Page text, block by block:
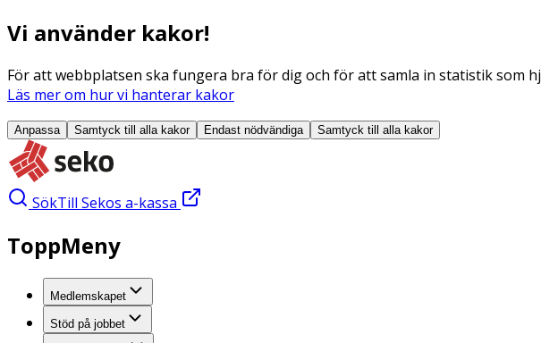
Vi använder kakor!
För att webbplatsen ska fungera bra för dig och för att samla in statistik som
Läs mer om hur vi hanterar kakor
Anpassa Samtyck till alla kakor Endast nödvändiga Samtyck till alla kakor
SökTill Sekos a-kassa
ToppMeny
Medlemskapet
Stöd på jobbet